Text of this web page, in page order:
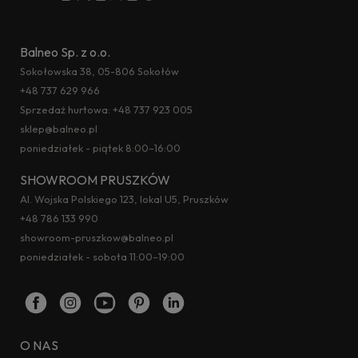
Balneo Sp. z o.o.
Sokołowska 38, 05-806 Sokołów
+48 737 629 966
Sprzedaż hurtowa: +48 737 923 005
sklep@balneo.pl
poniedziałek - piątek 8:00–16:00
SHOWROOM PRUSZKÓW
Al. Wojska Polskiego 123, lokal U5, Pruszków
+48 786 133 990
showroom-pruszkow@balneo.pl
poniedziałek - sobota 11:00–19:00
O NAS